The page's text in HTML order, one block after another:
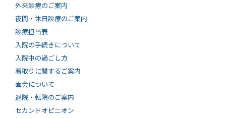
外来診療のご案内
夜間・休日診療のご案内
診療担当表
入院の手続きについて
入院中の過ごし方
看取りに関するご案内
面会について
退院・転院のご案内
セカンドオピニオン